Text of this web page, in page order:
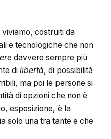
costruiti da
e tecnologiche che non
davvero sempre più
di libertà, di possibilità
ma poi le persone si
di opzioni che non è
esposizione, è la
solo una tra tante e che